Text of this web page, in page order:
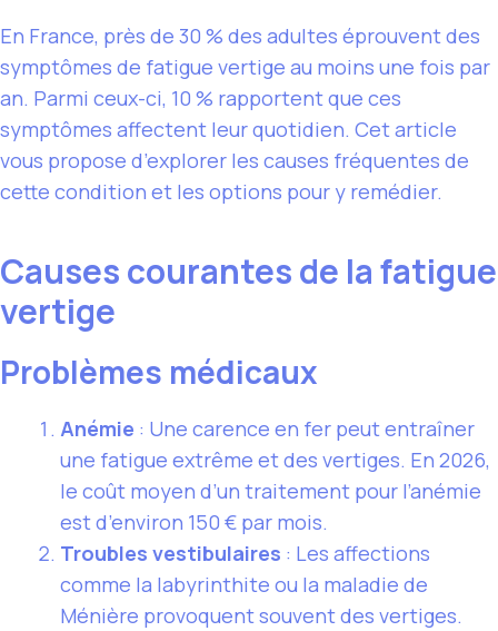
En France, près de 30 % des adultes éprouvent des
symptômes de fatigue vertige au moins une fois par
an. Parmi ceux-ci, 10 % rapportent que ces
symptômes affectent leur quotidien. Cet article
vous propose d’explorer les causes fréquentes de
cette condition et les options pour y remédier.
Causes courantes de la fatigue
vertige
Problèmes médicaux
Anémie : Une carence en fer peut entraîner
une fatigue extrême et des vertiges. En 2026,
le coût moyen d’un traitement pour l’anémie
est d’environ 150 € par mois.
Troubles vestibulaires : Les affections
comme la labyrinthite ou la maladie de
Ménière provoquent souvent des vertiges.